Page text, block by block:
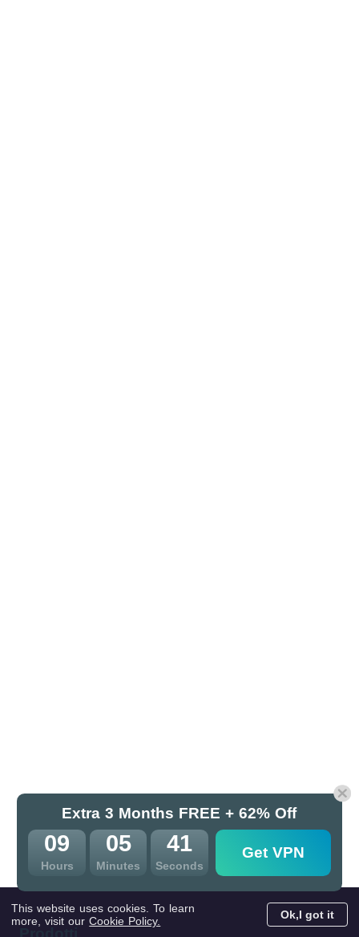
Extra 3 Months FREE + 62% Off
09
Hours
05
Minutes
39
Seconds
Get VPN
This website uses cookies. To learn
more, visit ourCookie Policy. Ok,I got it